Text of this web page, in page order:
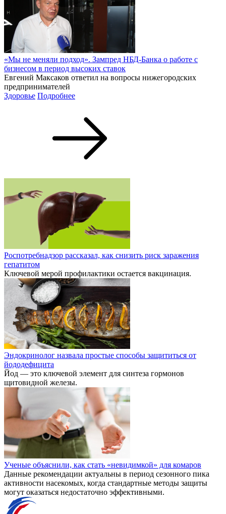
«Мы не меняли подход». Зампред НБД-Банка о работе с
бизнесом в период высоких ставок
Евгений Максаков ответил на вопросы нижегородских
предпринимателей
Здоровье Подробнее
Роспотребнадзор рассказал, как снизить риск заражения
гепатитом
Ключевой мерой профилактики остается вакцинация.
Эндокринолог назвала простые способы защититься от
йододефицита
Йод — это ключевой элемент для синтеза гормонов
щитовидной железы.
Ученые объяснили, как стать «невидимкой» для комаров
Данные рекомендации актуальны в период сезонного пика
активности насекомых, когда стандартные методы защиты
могут оказаться недостаточно эффективными.